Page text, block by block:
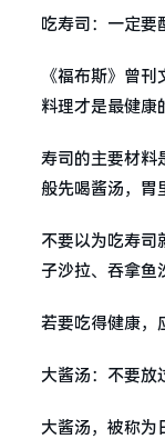
吃寿司：一定要
《福布斯》曾
料理才是最健康
寿司的主要材料
般先喝酱汤，胃
不要以为吃寿司
子沙拉、吞拿鱼
若要吃得健康，
大酱汤：不要放
大酱汤，被称为